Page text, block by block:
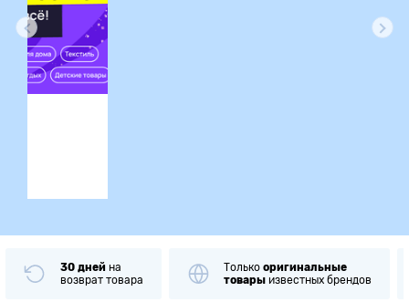
30 дней на
возврат товара
Только оригинальные
товары известных брендов